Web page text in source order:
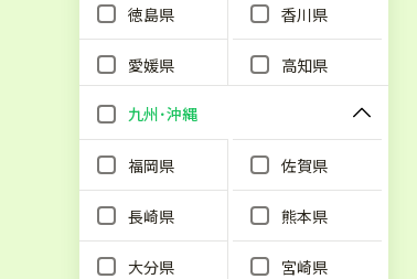
徳島県 香川県
愛媛県 高知県
九州･沖縄
福岡県 佐賀県
長崎県 熊本県
大分県 宮崎県